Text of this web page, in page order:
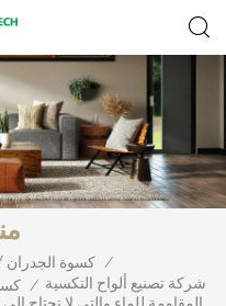
كسوة الجدران /
/ شركة تصنيع ألواح التكسية